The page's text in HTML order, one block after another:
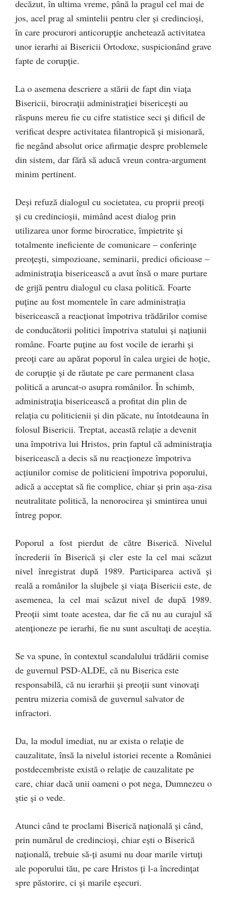
decăzut, în ultima vreme, până la pragul cel mai de
jos, acel prag al smintelii pentru cler și credincioși,
în care procurori anticorupție anchetează activitatea
unor ierarhi ai Bisericii Ortodoxe, suspicionând grave
fapte de corupție.
La o asemena descriere a stării de fapt din viața
Bisericii, birocrații administrației bisericești au
răspuns mereu fie cu cifre statistice seci și dificil de
verificat despre activitatea filantropică și misionară,
fie negând absolut orice afirmație despre problemele
din sistem, dar fără să aducă vreun contra-argument
minim pertinent.
Deși refuză dialogul cu societatea, cu proprii preoți
și cu credincioșii, mimând acest dialog prin
utilizarea unor forme birocratice, împietrite și
totalmente ineficiente de comunicare – conferințe
preoțești, simpozioane, seminarii, predici oficioase –
administrația bisericească a avut însă o mare purtare
de grijă pentru dialogul cu clasa politică. Foarte
puține au fost momentele în care administrația
bisericească a reacționat împotriva trădărilor comise
de conducătorii politici împotriva statului și națiunii
române. Foarte puține au fost vocile de ierarhi și
preoți care au apărat poporul în calea urgiei de hoție,
de corupție și de răutate pe care permanent clasa
politică a aruncat-o asupra românilor. În schimb,
administrația bisericească a profitat din plin de
relația cu politicienii și din păcate, nu întotdeauna în
folosul Bisericii. Treptat, această relație a devenit
una împotriva lui Hristos, prin faptul că administrația
bisericească a decis să nu reacționeze împotriva
acțiunilor comise de politicieni împotriva poporului,
adică a acceptat să fie complice, chiar și prin așa-zisa
neutralitate politică, la nenorocirea și smintirea unui
întreg popor.
Poporul a fost pierdut de către Biserică. Nivelul
încrederii în Biserică și cler este la cel mai scăzut
nivel înregistrat după 1989. Participarea activă și
reală a românilor la slujbele și viața Bisericii este, de
asemenea, la cel mai scăzut nivel de după 1989.
Preoții simt toate acestea, dar fie că nu au curajul să
atenționeze pe ierarhi, fie nu sunt ascultați de aceștia.
Se va spune, în contextul scandalului trădării comise
de guvernul PSD-ALDE, că nu Biserica este
responsabilă, că nu ierarhii și preoții sunt vinovați
pentru mizeria comisă de guvernul salvator de
infractori.
Da, la modul imediat, nu ar exista o relație de
cauzalitate, însă la nivelul istoriei recente a României
postdecembriste există o relație de cauzalitate pe
care, chiar dacă unii oameni o pot nega, Dumnezeu o
știe și o vede.
Atunci când te proclami Biserică națională și când,
prin numărul de credincioși, chiar ești o Biserică
națională, trebuie să-ți asumi nu doar marile virtuți
ale poporului tău, pe care Hristos ți l-a încredințat
spre păstorire, ci și marile eșecuri.